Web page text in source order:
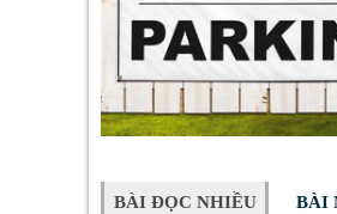
BÀI ĐỌC NHIỀU BÀI